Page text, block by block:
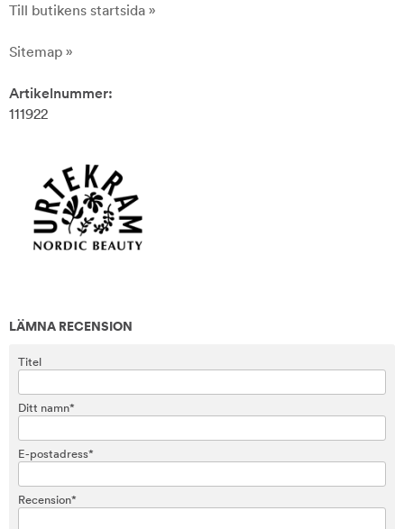
Till butikens startsida »
Sitemap »
Artikelnummer:
111922
LÄMNA RECENSION
Titel
Ditt namn*
E-postadress*
Recension*